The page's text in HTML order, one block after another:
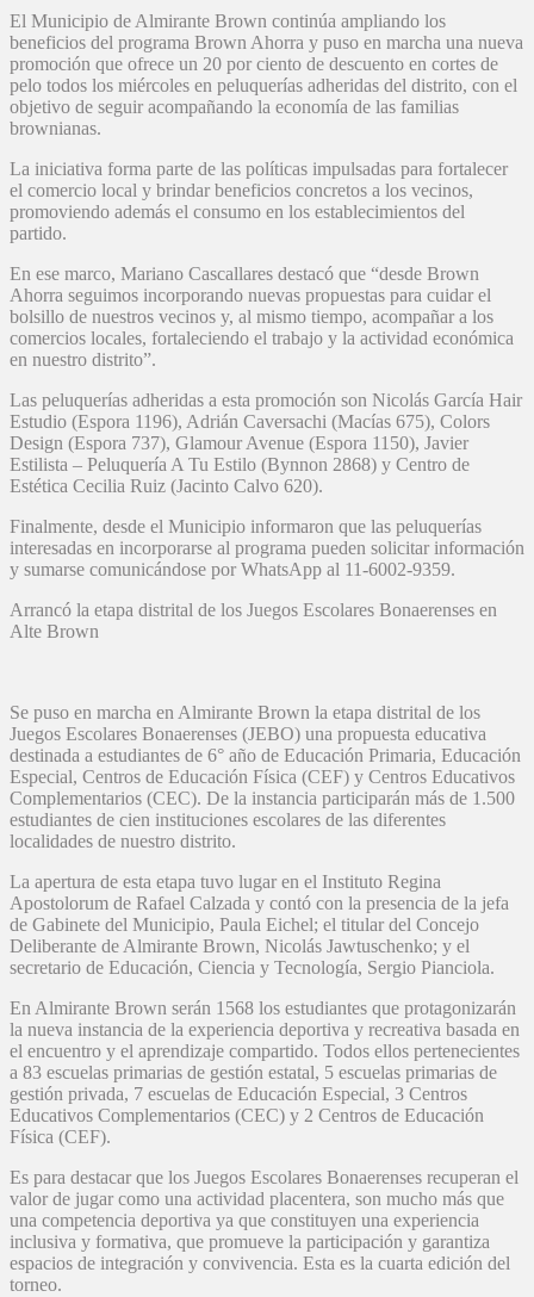
El Municipio de Almirante Brown continúa ampliando los
beneficios del programa Brown Ahorra y puso en marcha una nueva
promoción que ofrece un 20 por ciento de descuento en cortes de
pelo todos los miércoles en peluquerías adheridas del distrito, con el
objetivo de seguir acompañando la economía de las familias
brownianas.
La iniciativa forma parte de las políticas impulsadas para fortalecer
el comercio local y brindar beneficios concretos a los vecinos,
promoviendo además el consumo en los establecimientos del
partido.
En ese marco, Mariano Cascallares destacó que “desde Brown
Ahorra seguimos incorporando nuevas propuestas para cuidar el
bolsillo de nuestros vecinos y, al mismo tiempo, acompañar a los
comercios locales, fortaleciendo el trabajo y la actividad económica
en nuestro distrito”.
Las peluquerías adheridas a esta promoción son Nicolás García Hair
Estudio (Espora 1196), Adrián Caversachi (Macías 675), Colors
Design (Espora 737), Glamour Avenue (Espora 1150), Javier
Estilista – Peluquería A Tu Estilo (Bynnon 2868) y Centro de
Estética Cecilia Ruiz (Jacinto Calvo 620).
Finalmente, desde el Municipio informaron que las peluquerías
interesadas en incorporarse al programa pueden solicitar información
y sumarse comunicándose por WhatsApp al 11-6002-9359.
Arrancó la etapa distrital de los Juegos Escolares Bonaerenses en
Alte Brown
Se puso en marcha en Almirante Brown la etapa distrital de los
Juegos Escolares Bonaerenses (JEBO) una propuesta educativa
destinada a estudiantes de 6° año de Educación Primaria, Educación
Especial, Centros de Educación Física (CEF) y Centros Educativos
Complementarios (CEC). De la instancia participarán más de 1.500
estudiantes de cien instituciones escolares de las diferentes
localidades de nuestro distrito.
La apertura de esta etapa tuvo lugar en el Instituto Regina
Apostolorum de Rafael Calzada y contó con la presencia de la jefa
de Gabinete del Municipio, Paula Eichel; el titular del Concejo
Deliberante de Almirante Brown, Nicolás Jawtuschenko; y el
secretario de Educación, Ciencia y Tecnología, Sergio Pianciola.
En Almirante Brown serán 1568 los estudiantes que protagonizarán
la nueva instancia de la experiencia deportiva y recreativa basada en
el encuentro y el aprendizaje compartido. Todos ellos pertenecientes
a 83 escuelas primarias de gestión estatal, 5 escuelas primarias de
gestión privada, 7 escuelas de Educación Especial, 3 Centros
Educativos Complementarios (CEC) y 2 Centros de Educación
Física (CEF).
Es para destacar que los Juegos Escolares Bonaerenses recuperan el
valor de jugar como una actividad placentera, son mucho más que
una competencia deportiva ya que constituyen una experiencia
inclusiva y formativa, que promueve la participación y garantiza
espacios de integración y convivencia. Esta es la cuarta edición del
torneo.